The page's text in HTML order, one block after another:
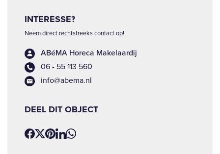
INTERESSE?
Neem direct rechtstreeks contact op!
ABéMA Horeca Makelaardij
06 - 55 113 560
info@abema.nl
DEEL DIT OBJECT